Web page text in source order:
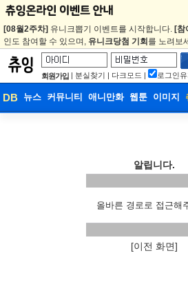
[08월2주차] 유니크뽑기 이벤트를 시작합니다. [참
인도 참여할 수 있으며, 유니크당첨 기회 를 노려보
회원가입 | 분실찾기 | 다크모드 | 로그인
DB 뉴스 커뮤니티 애니만화 웹툰 이미지
알립니다.
올바른 경로로 접근해
[이전 화면]